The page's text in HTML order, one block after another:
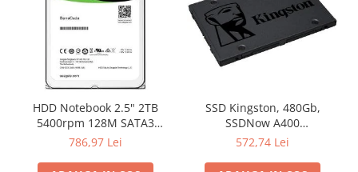
HDD Notebook 2.5" 2TB
5400rpm 128M SATA3
SEAGATE
786,97 Lei
SSD Kingston, 480Gb,
SSDNow A400
"SA400S37/480G"
572,74 Lei